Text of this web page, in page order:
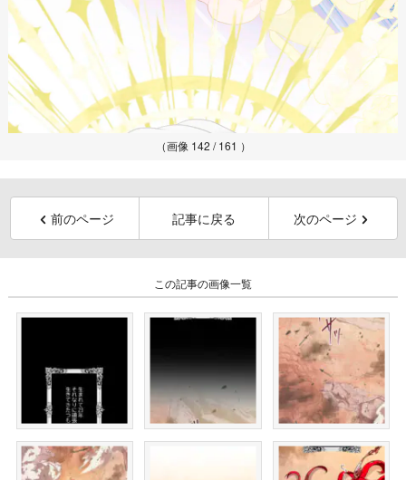
（画像 142 / 161 ）
前のページ 記事に戻る 次のページ
この記事の画像一覧